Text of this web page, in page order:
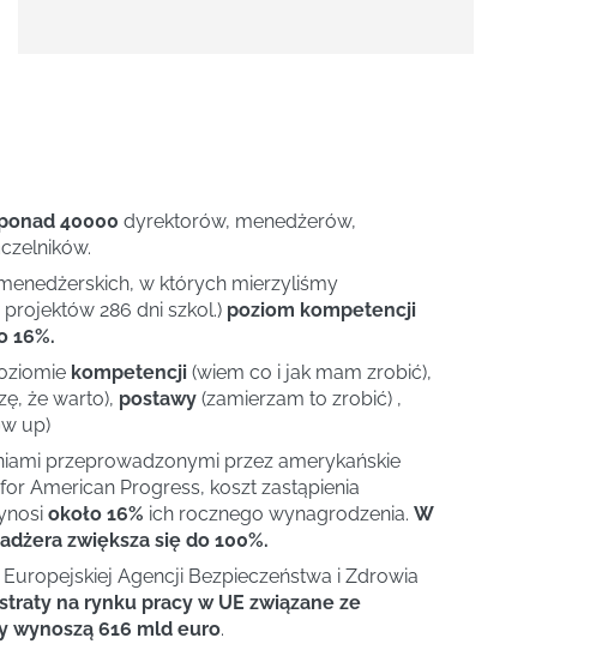
40000 dyrektorów, menedżerów,
w których mierzyliśmy
286 dni szkol.) poziom kompetencji
16%.
kompetencji (wiem co i jak mam zrobić),
że warto), postawy (zamierzam to zrobić) ,
up)
przeprowadzonymi przez amerykańskie
American Progress, koszt zastąpienia
około 16% ich rocznego wynagrodzenia. W
zwiększa się do 100%.
Agencji Bezpieczeństwa i Zdrowia
straty na rynku pracy w UE związane ze
wynoszą 616 mld euro.